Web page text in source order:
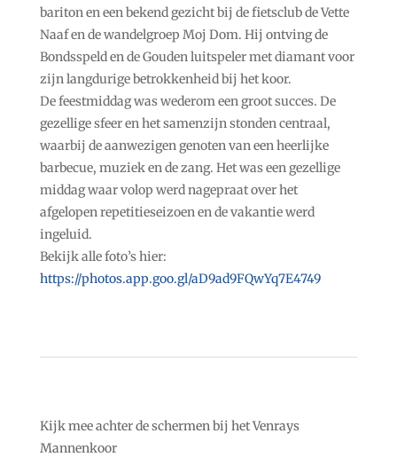
bariton en een bekend gezicht bij de fietsclub de Vette
Naaf en de wandelgroep Moj Dom. Hij ontving de
Bondsspeld en de Gouden luitspeler met diamant voor
zijn langdurige betrokkenheid bij het koor.
De feestmiddag was wederom een groot succes. De
gezellige sfeer en het samenzijn stonden centraal,
waarbij de aanwezigen genoten van een heerlijke
barbecue, muziek en de zang. Het was een gezellige
middag waar volop werd nagepraat over het
afgelopen repetitieseizoen en de vakantie werd
ingeluid.
Bekijk alle foto’s hier:
https://photos.app.goo.gl/aD9ad9FQwYq7E4749
Kijk mee achter de schermen bij het Venrays
Mannenkoor